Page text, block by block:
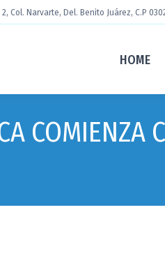
Col. Narvarte, Del. Benito Juárez, C.P
HOME
COMIENZA